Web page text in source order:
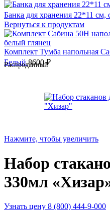
Банка для хранения 22*11 см,
Вернуться к продуктам
Комплект Тумба напольная
Белый8600₽
Распроданный
Нажмите, чтобы увеличить
Набор
330мл
Узнать цену 8 (800) 444-9-000